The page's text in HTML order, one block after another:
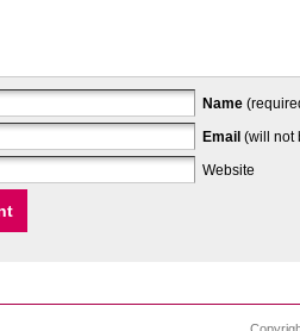
Name
Email (will not
Website